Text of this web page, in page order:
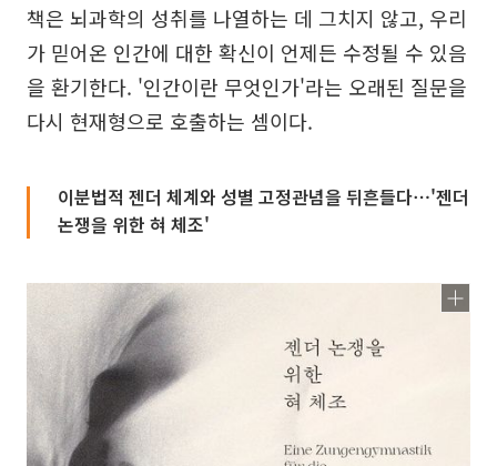
책은 뇌과학의 성취를 나열하는 데 그치지 않고, 우리
가 믿어온 인간에 대한 확신이 언제든 수정될 수 있음
을 환기한다. '인간이란 무엇인가'라는 오래된 질문을
다시 현재형으로 호출하는 셈이다.
이분법적 젠더 체계와 성별 고정관념을 뒤흔들다⋯'젠더
논쟁을 위한 혀 체조'